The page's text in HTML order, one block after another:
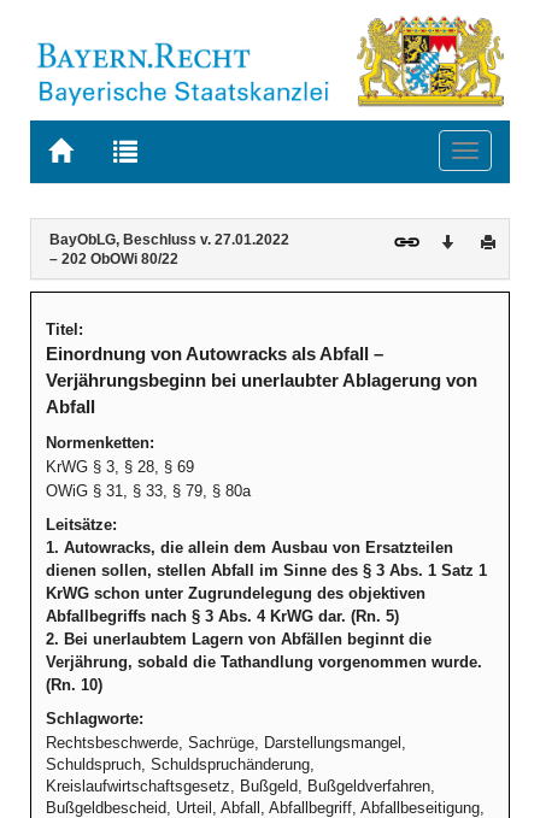
Zur
BAYERN.RECHT
Zur
letzten
Suche
Toggle
Navigation
InhaltBayObLG, Beschluss v. 27.01.2022
– 202 ObOWi 80/22
Download
Titel:
Einordnung von Autowracks als Abfall –
Verjährungsbeginn bei unerlaubter Ablagerung von
Abfall
Normenketten:
KrWG § 3, § 28, § 69
OWiG § 31, § 33, § 79, § 80a
Leitsätze:
1. Autowracks, die allein dem Ausbau von Ersatzteilen
dienen sollen, stellen Abfall im Sinne des § 3 Abs. 1 Satz 1
KrWG schon unter Zugrundelegung des objektiven
Abfallbegriffs nach § 3 Abs. 4 KrWG dar. (Rn. 5)
2. Bei unerlaubtem Lagern von Abfällen beginnt die
Verjährung, sobald die Tathandlung vorgenommen wurde.
(Rn. 10)
Schlagworte:
Rechtsbeschwerde, Sachrüge, Darstellungsmangel,
Schuldspruch, Schuldspruchänderung,
Kreislaufwirtschaftsgesetz, Bußgeld, Bußgeldverfahren,
Bußgeldbescheid, Urteil, Abfall, Abfallbegriff, Abfallbeseitigung,